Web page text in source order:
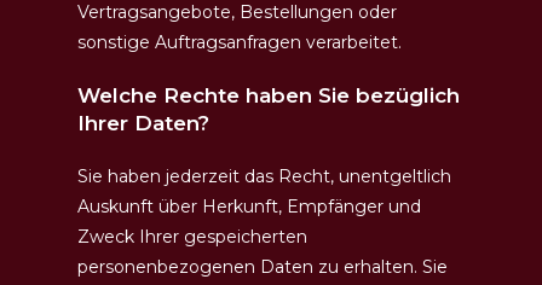
Vertragsangebote, Bestellungen oder
sonstige Auftragsanfragen verarbeitet.
Welche Rechte haben Sie bezüglich
Ihrer Daten?
Sie haben jederzeit das Recht, unentgeltlich
Auskunft über Herkunft, Empfänger und
Zweck Ihrer gespeicherten
personenbezogenen Daten zu erhalten. Sie